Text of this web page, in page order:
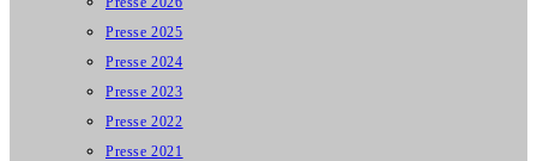
Presse 2025
Presse 2024
Presse 2023
Presse 2022
Presse 2021